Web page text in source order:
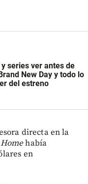
series ver antes de
New Day y todo lo
del estreno
directa en la
había
en